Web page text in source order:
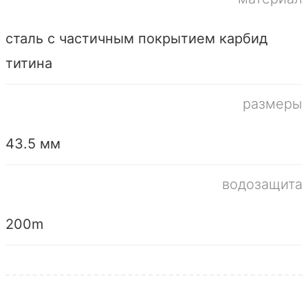
сталь с частичным покрытием карбид
титина
размеры
43.5 мм
водозащита
200m